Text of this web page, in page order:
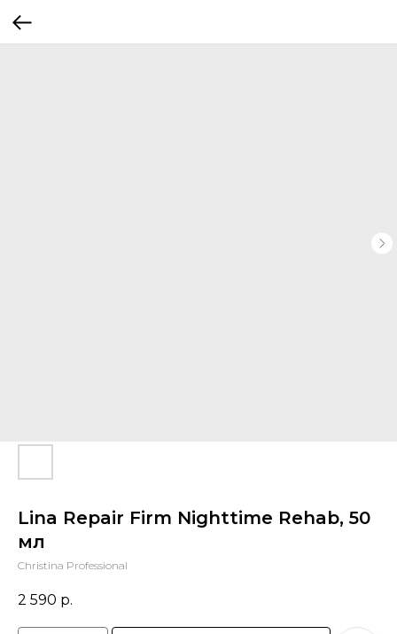
Lina Repair Firm Nighttime Rehab, 50
мл
Christina Professional
2 590 р.